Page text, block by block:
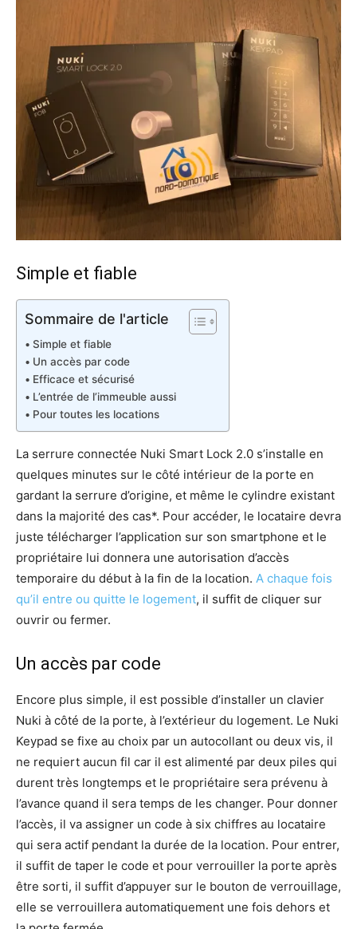
Simple et fiable
Sommaire de l'article
Simple et fiable
Un accès par code
Efficace et sécurisé
L’entrée de l’immeuble aussi
Pour toutes les locations
La serrure connectée Nuki Smart Lock 2.0 s’installe en
quelques minutes sur le côté intérieur de la porte en
gardant la serrure d’origine, et même le cylindre existant
dans la majorité des cas*. Pour accéder, le locataire devra
juste télécharger l’application sur son smartphone et le
propriétaire lui donnera une autorisation d’accès
temporaire du début à la fin de la location. A chaque fois
qu’il entre ou quitte le logement, il suffit de cliquer sur
ouvrir ou fermer.
Un accès par code
Encore plus simple, il est possible d’installer un clavier
Nuki à côté de la porte, à l’extérieur du logement. Le Nuki
Keypad se fixe au choix par un autocollant ou deux vis, il
ne requiert aucun fil car il est alimenté par deux piles qui
durent très longtemps et le propriétaire sera prévenu à
l’avance quand il sera temps de les changer. Pour donner
l’accès, il va assigner un code à six chiffres au locataire
qui sera actif pendant la durée de la location. Pour entrer,
il suffit de taper le code et pour verrouiller la porte après
être sorti, il suffit d’appuyer sur le bouton de verrouillage,
elle se verrouillera automatiquement une fois dehors et